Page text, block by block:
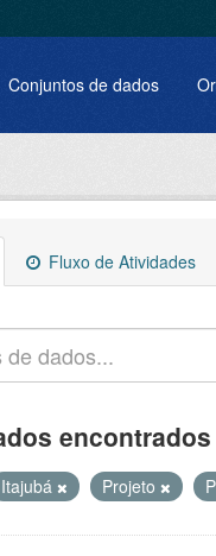
Conjuntos de dados
Fluxo de Atividades
encontrados
Itajubá Projeto